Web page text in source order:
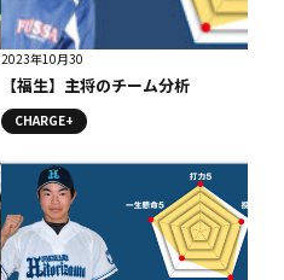
2023年10月30
【福生】主将のチーム分析
CHARGE+